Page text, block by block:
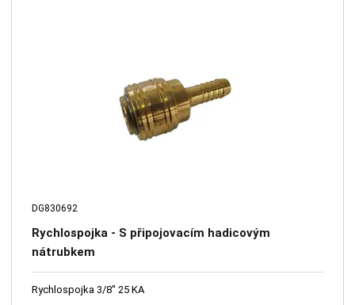
DG830692
Rychlospojka - S připojovacím hadicovým
nátrubkem
Rychlospojka 3/8'' 25 KA